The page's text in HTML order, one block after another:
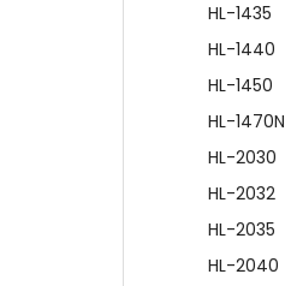
HL-1435
HL-1440
HL-1450
HL-1470N
HL-2030
HL-2032
HL-2035
HL-2040